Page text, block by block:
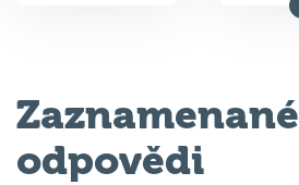
Zaznamenané
odpovědi